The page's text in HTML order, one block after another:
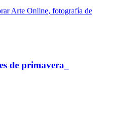
de primavera_